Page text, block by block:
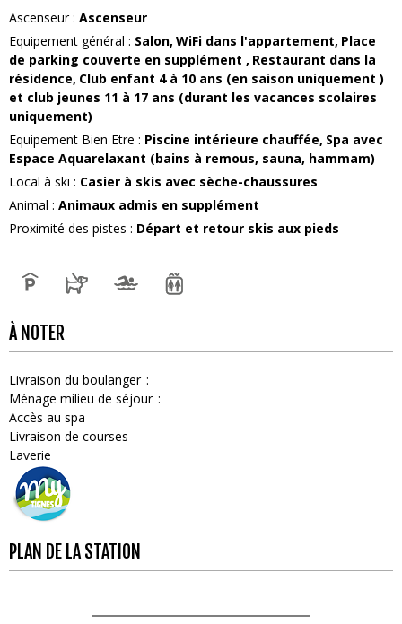
Ascenseur: Ascenseur
Equipement général : Salon WiFi dans l'appartement Place
de parking couverte en supplément
Restaurant dans la
résidence Club enfant 4 à 10 ans (en saison uniquement )
et club jeunes 11 à 17 ans (durant les vacances scolaires
uniquement)
Equipement Bien Etre : Piscine intérieure chauffée Spa avec
Espace Aquarelaxant (bains à remous, sauna, hammam)
Local à ski : Casier à skis avec sèche-chaussures
Animal : Animaux admis en supplément
Proximité des pistes : Départ et retour skis aux pieds
À NOTER
Livraison du boulanger
Ménage milieu de séjour
Accès au spa
Livraison de courses
Laverie
PLAN DE LA STATION